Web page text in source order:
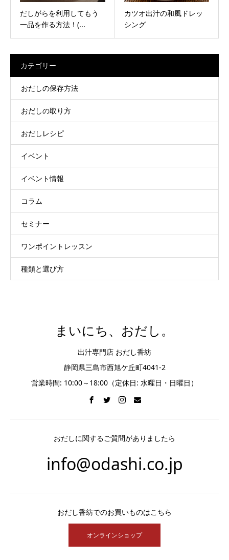
だしがらを利用してもう
一品を作る方法！(...
カツオ出汁の和風ドレッ
シング
カテゴリー
おだしの保存方法
おだしの取り方
おだしレシピ
イベント
イベント情報
コラム
セミナー
ワンポイントレッスン
種類と選び方
まいにち、おだし。
出汁専門店 おだし香紡
静岡県三島市西旭ケ丘町4041-2
営業時間: 10:00～18:00（定休日: 水曜日・日曜日）
おだしに関するご質問がありましたら
info@odashi.co.jp
おだし香紡でのお買いものはこちら
オンラインショップ